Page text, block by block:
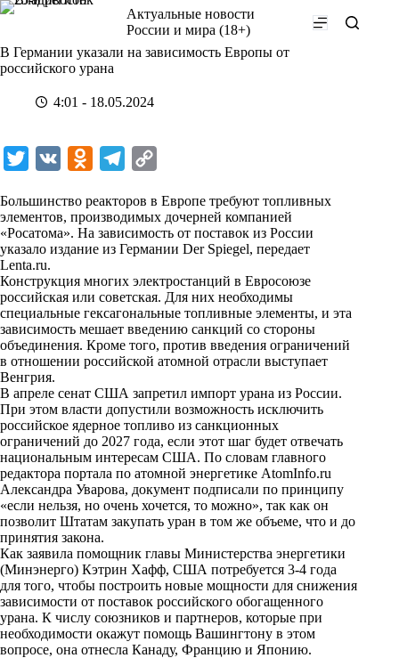
Перейти
Актуальные новости
России и мира (18+)
В Германии указали на зависимость Европы от
российского урана
4:01 - 18.05.2024
i
t
t
e
r
n
o
k
l
a
s
s
i
k
i
l
e
g
r
a
m
p
y
L
i
n
k
Большинство реакторов в Европе требуют топливных
элементов, производимых дочерней компанией
«Росатома». На зависимость от поставок из России
указало издание из Германии Der Spiegel, передает
Lenta.ru.
Конструкция многих электростанций в Евросоюзе
российская или советская. Для них необходимы
специальные гексагональные топливные элементы, и эта
зависимость мешает введению санкций со стороны
объединения. Кроме того, против введения ограничений
в отношении российской атомной отрасли выступает
Венгрия.
В апреле сенат США запретил импорт урана из России.
При этом власти допустили возможность исключить
российское ядерное топливо из санкционных
ограничений до 2027 года, если этот шаг будет отвечать
национальным интересам США. По словам главного
редактора портала по атомной энергетике AtomInfo.ru
Александра Уварова, документ подписали по принципу
«если нельзя, но очень хочется, то можно», так как он
позволит Штатам закупать уран в том же объеме, что и до
принятия закона.
Как заявила помощник главы Министерства энергетики
(Минэнерго) Кэтрин Хафф, США потребуется 3-4 года
для того, чтобы построить новые мощности для снижения
зависимости от поставок российского обогащенного
урана. К числу союзников и партнеров, которые при
необходимости окажут помощь Вашингтону в этом
вопросе, она отнесла Канаду, Францию и Японию.